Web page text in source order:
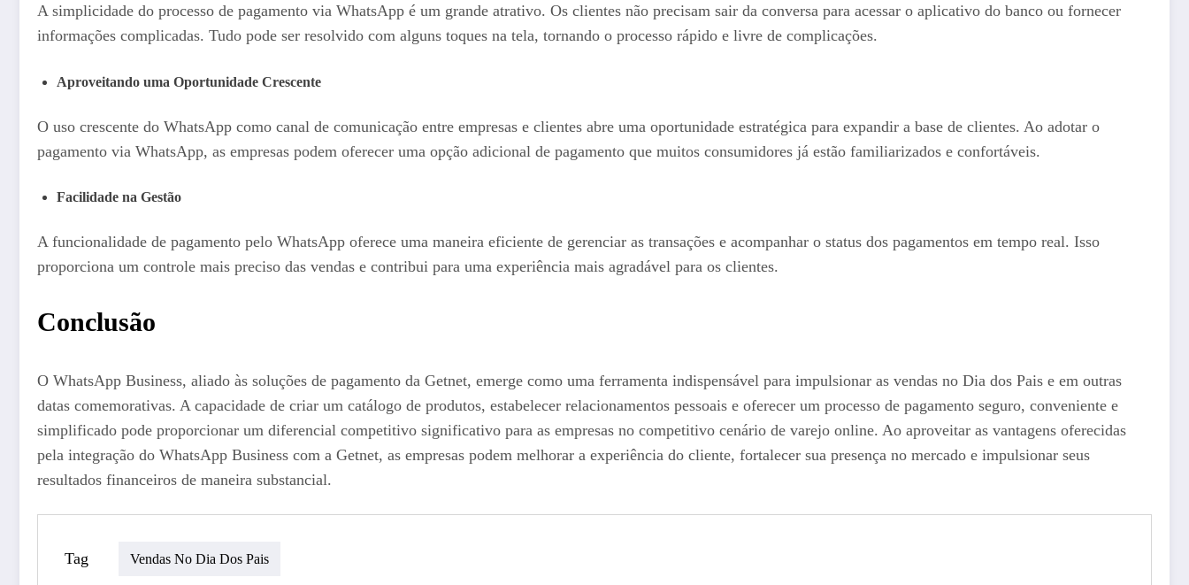
A simplicidade do processo de pagamento via WhatsApp é um grande atrativo. Os clientes não precisam sair da conversa para acessar o aplicativo do banco ou fornecer
informações complicadas. Tudo pode ser resolvido com alguns toques na tela, tornando o processo rápido e livre de complicações.
Aproveitando uma Oportunidade Crescente
O uso crescente do WhatsApp como canal de comunicação entre empresas e clientes abre uma oportunidade estratégica para expandir a base de clientes. Ao adotar o
pagamento via WhatsApp, as empresas podem oferecer uma opção adicional de pagamento que muitos consumidores já estão familiarizados e confortáveis.
Facilidade na Gestão
A funcionalidade de pagamento pelo WhatsApp oferece uma maneira eficiente de gerenciar as transações e acompanhar o status dos pagamentos em tempo real. Isso
proporciona um controle mais preciso das vendas e contribui para uma experiência mais agradável para os clientes.
Conclusão
O WhatsApp Business, aliado às soluções de pagamento da Getnet, emerge como uma ferramenta indispensável para impulsionar as vendas no Dia dos Pais e em outras
datas comemorativas. A capacidade de criar um catálogo de produtos, estabelecer relacionamentos pessoais e oferecer um processo de pagamento seguro, conveniente e
simplificado pode proporcionar um diferencial competitivo significativo para as empresas no competitivo cenário de varejo online. Ao aproveitar as vantagens oferecidas
pela integração do WhatsApp Business com a Getnet, as empresas podem melhorar a experiência do cliente, fortalecer sua presença no mercado e impulsionar seus
resultados financeiros de maneira substancial.
Tag Vendas No Dia Dos Pais